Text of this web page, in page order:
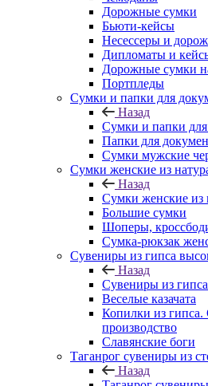
Дорожные сумки
Бьюти-кейсы
Несессеры и
Дипломаты и
Дорожные сумки
Портпледы
Сумки и папки для
Назад
Сумки и папки
Папки для
Сумки мужские
Сумки женские из
Назад
Сумки женские из
Большие сумки
Шоперы,
Сумка-рюкзак
Сувениры из гипса
Назад
Сувениры из
Веселые казачата
Копилки из гипса.
производство
Славянские боги
Таганрог сувениры из
Назад